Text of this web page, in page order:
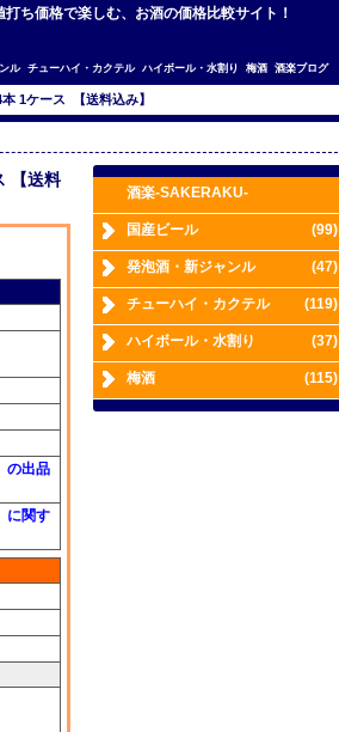
ち価格で楽しむ、お酒の価格比較サイト！
ル チューハイ・カクテル ハイボール・水割り 梅酒 酒楽ブログ
1ケース 【送料込み】
酒楽-SAKERAKU-
国産ビール (99)
発泡酒・新ジャンル (47)
チューハイ・カクテル (119)
ハイボール・水割り (37)
梅酒 (115)
【送料
の出品
に関す